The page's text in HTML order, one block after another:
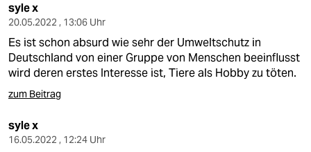
syle x
20.05.2022 , 13:06 Uhr
Es ist schon absurd wie sehr der Umweltschutz in
Deutschland von einer Gruppe von Menschen beeinflusst
wird deren erstes Interesse ist, Tiere als Hobby zu töten.
zum Beitrag
syle x
16.05.2022 , 12:24 Uhr